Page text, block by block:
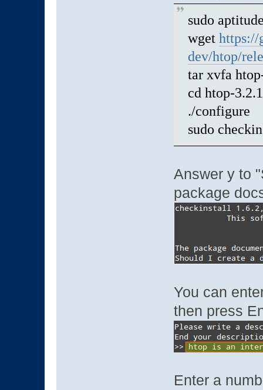
sudo
wget https://
dev/htop/
tar xvfa
cd htop-3.2.1
./configure
sudo
Answer y to
package
You can
then press
Enter a